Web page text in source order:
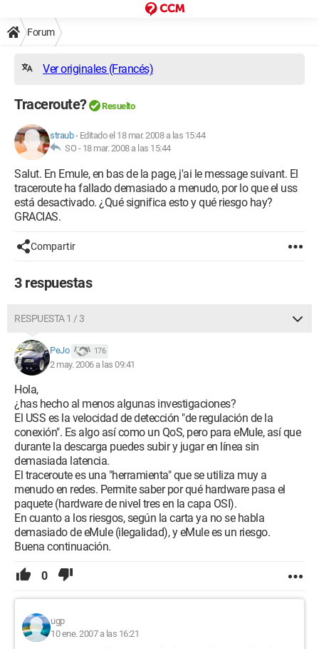
Forum
Ver originales (Francés)
Traceroute? Resuelto
straub- Editado el 18 mar. 2008 a las 15:44
SO - 18 mar. 2008 a las 15:44
Salut. En Emule, en bas de la page, j'ai le message suivant. El
traceroute ha fallado demasiado a menudo, por lo que el uss
está desactivado. ¿Qué significa esto y qué riesgo hay?
GRACIAS.
Compartir
3 respuestas
RESPUESTA 1 / 3
PeJo 176
2 may. 2006 a las 09:41
Hola,
¿has hecho al menos algunas investigaciones?
El USS es la velocidad de detección "de regulación de la
conexión". Es algo así como un QoS, pero para eMule, así que
durante la descarga puedes subir y jugar en línea sin
demasiada latencia.
El traceroute es una "herramienta" que se utiliza muy a
menudo en redes. Permite saber por qué hardware pasa el
paquete (hardware de nivel tres en la capa OSI).
En cuanto a los riesgos, según la carta ya no se habla
demasiado de eMule (ilegalidad), y eMule es un riesgo.
Buena continuación.
0
ugp
10 ene. 2007 a las 16:21